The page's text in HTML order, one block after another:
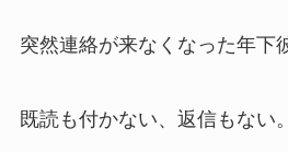
突然連絡が来なくなった年下
既読も付かない、返信もない。